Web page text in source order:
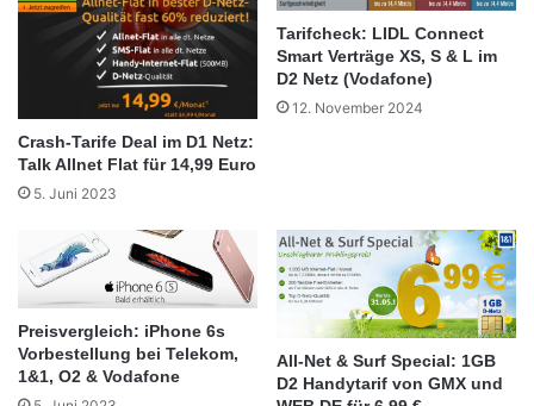
Crash-Tarife Deal im D1 Netz:
Talk Allnet Flat für 14,99 Euro
5. Juni 2023
Tarifcheck: LIDL Connect
Smart Verträge XS, S & L im
D2 Netz (Vodafone)
12. November 2024
Preisvergleich: iPhone 6s
Vorbestellung bei Telekom,
1&1, O2 & Vodafone
All-Net & Surf Special: 1GB
D2 Handytarif von GMX und